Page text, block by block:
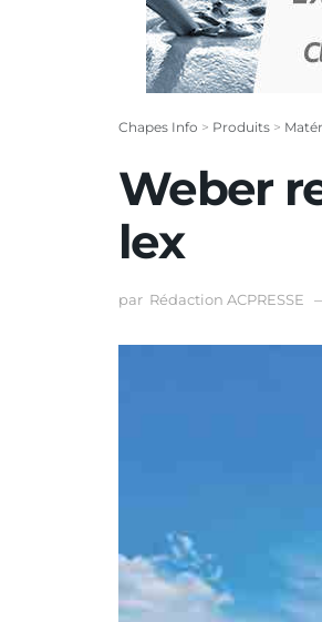
Chapes Info > Produits >
Weber
lex
par Rédaction ACPRESSE